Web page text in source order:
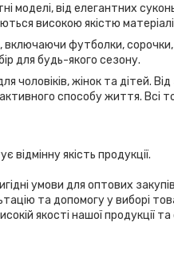
моделі, від елегантних
високою якістю
включаючи футболки,
для будь-якого сезону.
чоловіків, жінок та дітей.
способу життя. Всі
якість продукції.
умови для оптових
та допомогу у виборі
якості нашої продукції